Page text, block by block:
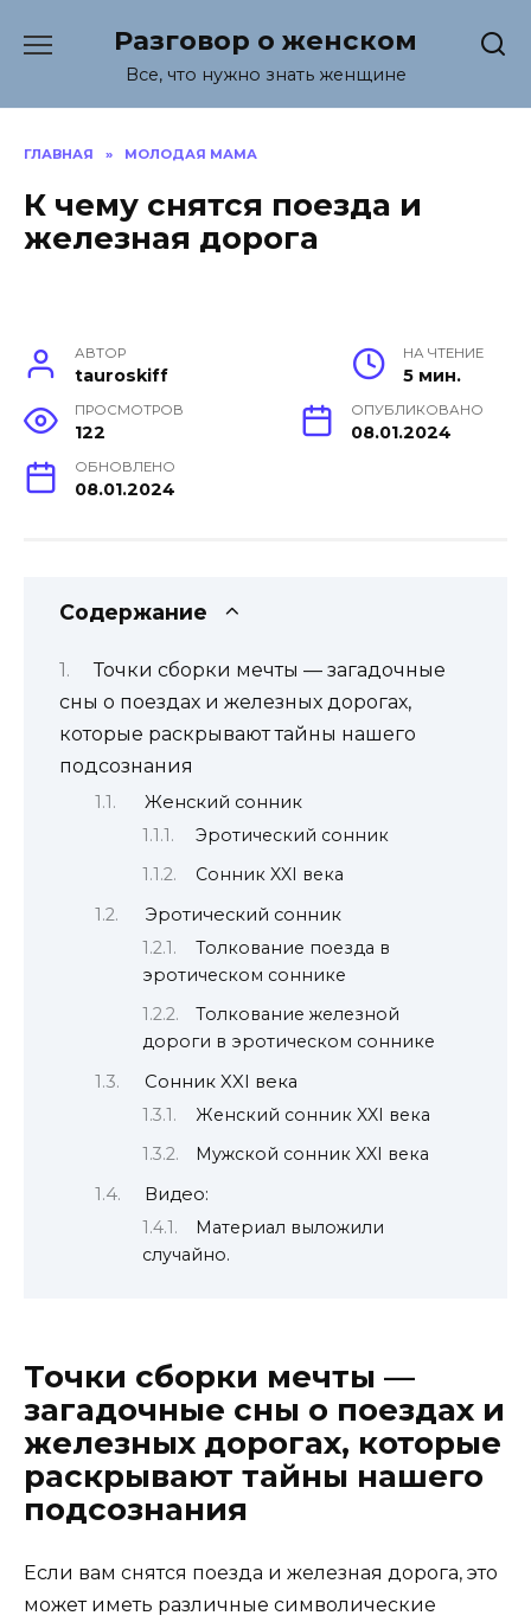
содержанию
Разговор о женском
Все, что нужно знать женщине
ГЛАВНАЯ » МОЛОДАЯ МАМА
К чему снятся поезда и
железная дорога
АВТОР
tauroskiff
НА ЧТЕНИЕ
5 мин.
ПРОСМОТРОВ
122
ОПУБЛИКОВАНО
08.01.2024
ОБНОВЛЕНО
08.01.2024
Содержание
Точки сборки мечты — загадочные
сны о поездах и железных дорогах,
которые раскрывают тайны нашего
подсознания
Женский сонник
Эротический сонник
Сонник XXI века
Эротический сонник
Толкование поезда в
эротическом соннике
Толкование железной
дороги в эротическом соннике
Сонник XXI века
Женский сонник XXI века
Мужской сонник XXI века
Видео:
Материал выложили
случайно.
Точки сборки мечты —
загадочные сны о поездах и
железных дорогах, которые
раскрывают тайны нашего
подсознания
Если вам снятся поезда и железная дорога, это
может иметь различные символические